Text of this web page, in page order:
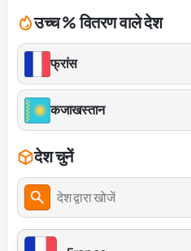
उच्च % वितरण वाले देश
फ्रांस
कजाखस्तान
देश चुनें
देश द्वारा खोजें